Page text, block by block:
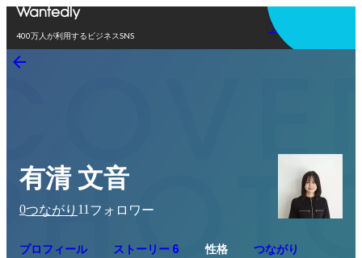
400万人が利用するビジネスSNS
アプリを使う
有清 文音
0つながり 11 フォロワー
プロフィール ストーリー 6 性格 つながり